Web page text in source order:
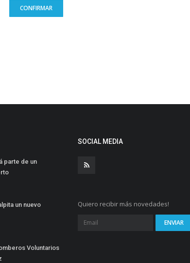
CONFIRMAR
parte de un
un nuevo
Voluntarios
SOCIAL MEDIA
Quiero recibir más novedades!